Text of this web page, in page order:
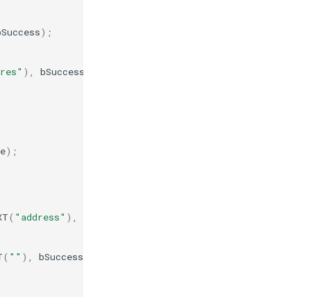
);
), bSuccess
);
( "address" ),
( "" ), bSuccess